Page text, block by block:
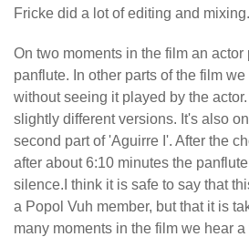
Fricke did a lot of editing and mixing.
On two moments in the film an actor
panflute. In other parts of the film
without seeing it played by the
slightly different versions. It's also
second part of 'Aguirre I'. After the
after about 6:10 minutes the
silence.I think it is safe to say that
a Popol Vuh member, but that it is
many moments in the film we hear a